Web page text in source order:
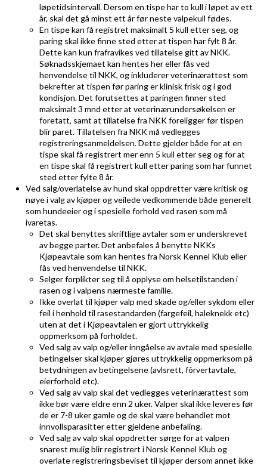
løpetidsintervall. Dersom en tispe har to kull i løpet av ett
år, skal det gå minst ett år før neste valpekull fødes.
En tispe kan få registret maksimalt 5 kull etter seg, og
paring skal ikke finne sted etter at tispen har fylt 8 år.
Dette kan kun frafravikes ved tillatelse gitt av NKK.
Søknadsskjemaet kan hentes her eller fås ved
henvendelse til NKK, og inkluderer veterinærattest som
bekrefter at tispen før paring er klinisk frisk og i god
kondisjon. Det forutsettes at paringen finner sted
maksimalt 3 mnd etter at veterinærundersøkelsen er
foretatt, samt at tillatelse fra NKK foreligger før tispen
blir paret. Tillatelsen fra NKK må vedlegges
registreringsanmeldelsen. Dette gjelder både for at en
tispe skal få registrert mer enn 5 kull etter seg og for at
en tispe skal få registrert kull etter paring som har funnet
sted etter fylte 8 år.
Ved salg/overlatelse av hund skal oppdretter være kritisk og
nøye i valg av kjøper og veilede vedkommende både generelt
som hundeeier og i spesielle forhold ved rasen som må
ivaretas.
Det skal benyttes skriftlige avtaler som er underskrevet
av begge parter. Det anbefales å benytte NKKs
Kjøpeavtale som kan hentes fra Norsk Kennel Klub eller
fås ved henvendelse til NKK.
Selger forplikter seg til å opplyse om helsetilstanden i
rasen og i valpens nærmeste familie.
Ikke overlat til kjøper valp med skade og/eller sykdom eller
feil i henhold til rasestandarden (fargefeil, haleknekk etc)
uten at det i Kjøpeavtalen er gjort uttrykkelig
oppmerksom på forholdet.
Ved salg av valp og/eller inngåelse av avtale med spesielle
betingelser skal kjøper gjøres uttrykkelig oppmerksom på
betydningen av betingelsene (avlsrett, fôrvertavtale,
eierforhold etc).
Ved salg av valp skal det vedlegges veterinærattest som
ikke bør være eldre enn 2 uker. Valper skal ikke leveres før
de er 7-8 uker gamle og de skal være behandlet mot
innvollsparasitter etter gjeldene anbefaling.
Ved salg av valp skal oppdretter sørge for at valpen
snarest mulig blir registrert i Norsk Kennel Klub og
overlate registreringsbeviset til kjøper dersom annet ikke